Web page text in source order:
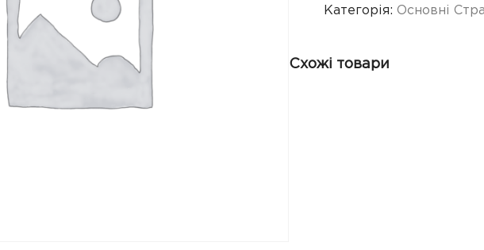
Категорія:Основні
Схожі товари